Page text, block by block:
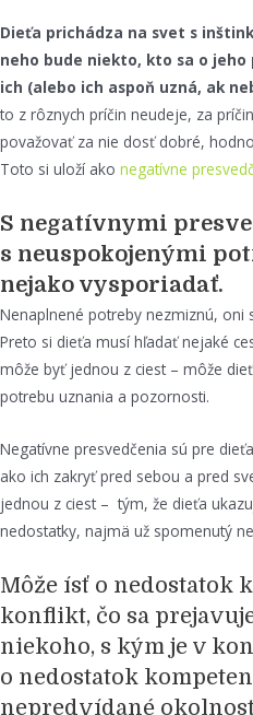
Dieťa prichádza na svet s
neho bude niekto, kto sa o
ich (alebo ich aspoň uzná, ak
to z rôznych príčin neudeje, za
považovať za nie dosť dobré,
Toto si uloží ako negatívne
S negatívnymi
s neuspokojenými
nejako vysporiadať.
Nenaplnené potreby nezmiznú, oni
Preto si dieťa musí hľadať nejaké
môže byť jednou z ciest – môže
potrebu uznania a pozornosti.
Negatívne presvedčenia sú pre
ako ich zakryť pred sebou a pred
jednou z ciest – tým, že dieťa
nedostatky, najmä už spomenutý
Môže ísť o nedostatok
konflikt, čo sa
niekoho, s kým je v
o nedostatok
nepredvídané